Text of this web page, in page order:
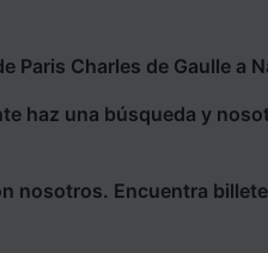
Paris Charles de Gaulle a
haz una búsqueda y
nosotros. Encuentra